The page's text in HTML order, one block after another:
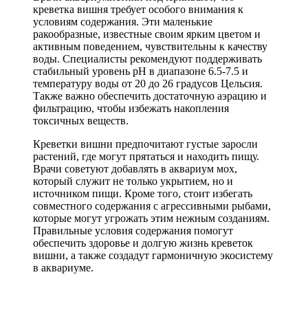
креветка вишня требует особого внимания к
условиям содержания. Эти маленькие
ракообразные, известные своим ярким цветом и
активным поведением, чувствительны к качеству
воды. Специалисты рекомендуют поддерживать
стабильный уровень pH в диапазоне 6.5-7.5 и
температуру воды от 20 до 26 градусов Цельсия.
Также важно обеспечить достаточную аэрацию и
фильтрацию, чтобы избежать накопления
токсичных веществ.
Креветки вишни предпочитают густые заросли
растений, где могут прятаться и находить пищу.
Врачи советуют добавлять в аквариум мох,
который служит не только укрытием, но и
источником пищи. Кроме того, стоит избегать
совместного содержания с агрессивными рыбами,
которые могут угрожать этим нежным созданиям.
Правильные условия содержания помогут
обеспечить здоровье и долгую жизнь креветок
вишни, а также создадут гармоничную экосистему
в аквариуме.